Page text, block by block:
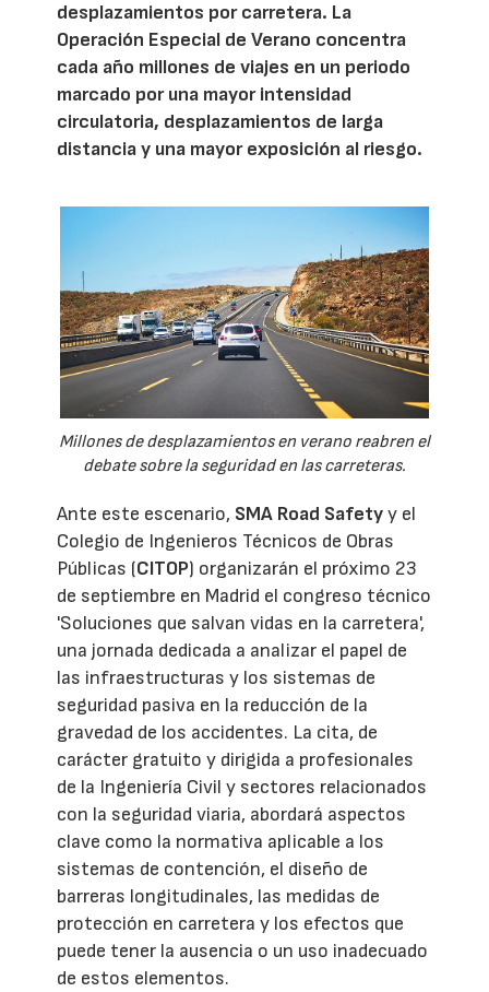
desplazamientos por carretera. La
Operación Especial de Verano concentra
cada año millones de viajes en un periodo
marcado por una mayor intensidad
circulatoria, desplazamientos de larga
distancia y una mayor exposición al riesgo.
Millones de desplazamientos en verano reabren el
debate sobre la seguridad en las carreteras.
Ante este escenario, SMA Road Safetyy el
Colegio de Ingenieros Técnicos de Obras
Públicas (CITOP) organizarán el próximo 23
de septiembre en Madrid el congreso técnico
'Soluciones que salvan vidas en la carretera',
una jornada dedicada a analizar el papel de
las infraestructuras y los sistemas de
seguridad pasiva en la reducción de la
gravedad de los accidentes. La cita, de
carácter gratuito y dirigida a profesionales
de la Ingeniería Civil y sectores relacionados
con la seguridad viaria, abordará aspectos
clave como la normativa aplicable a los
sistemas de contención, el diseño de
barreras longitudinales, las medidas de
protección en carretera y los efectos que
puede tener la ausencia o un uso inadecuado
de estos elementos.